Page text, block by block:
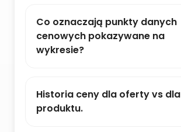
Co oznaczają punkty danych
cenowych pokazywane na
wykresie?
Historia ceny dla oferty vs dla
produktu.